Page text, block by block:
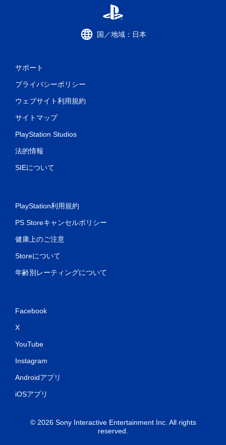
国／地域：日本
サポート
プライバシーポリシー
ウェブサイト利用規約
サイトマップ
PlayStation Studios
法的情報
SIEについて
PlayStation利用規約
PS Storeキャンセルポリシー
健康上のご注意
Storeについて
年齢別レーティングについて
Facebook
X
YouTube
Instagram
Androidアプリ
iOSアプリ
© 2026 Sony Interactive Entertainment Inc. All rights
reserved.